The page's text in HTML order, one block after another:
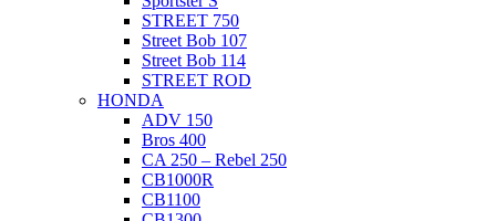
STREET 750
Street Bob 107
Street Bob 114
STREET ROD
HONDA
ADV 150
Bros 400
CA 250 – Rebel 250
CB1000R
CB1100